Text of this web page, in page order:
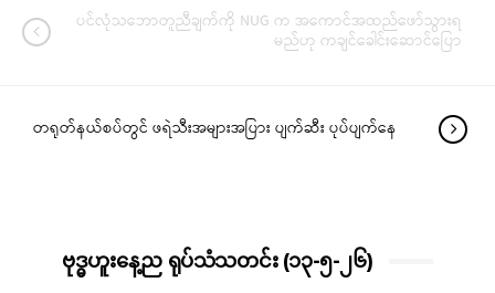
ပင်လုံသဘောတူညီချက်ကို NUG က အကောင်အထည်ဖော်သွားရ
မည်ဟု ကချင်ခေါင်းဆောင်ပြော
တရုတ်နယ်စပ်တွင် ဖရဲသီးအများအပြား ပျက်ဆီး ပုပ်ပျက်နေ
ဗုဒ္ဓဟူးနေ့ည ရုပ်သံသတင်း (၁၃-၅-၂၆)